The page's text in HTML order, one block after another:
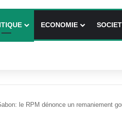
ECONOMIE
le RPM dénonce un remaniement